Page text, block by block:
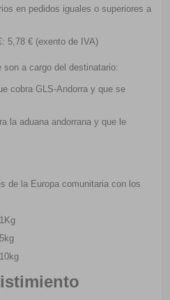
en pedidos iguales o superiores a
5,78 € (exento de IVA)
son a cargo del destinatario:
cobra GLS-Andorra y que se
la aduana andorrana y que le
de la Europa comunitaria con los